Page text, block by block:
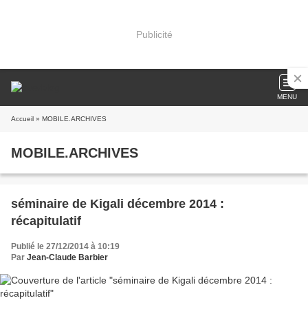
Publicité
MENU
Accueil » MOBILE.ARCHIVES
MOBILE.ARCHIVES
séminaire de Kigali décembre 2014 :
récapitulatif
Publié le 27/12/2014 à 10:19
Par Jean-Claude Barbier